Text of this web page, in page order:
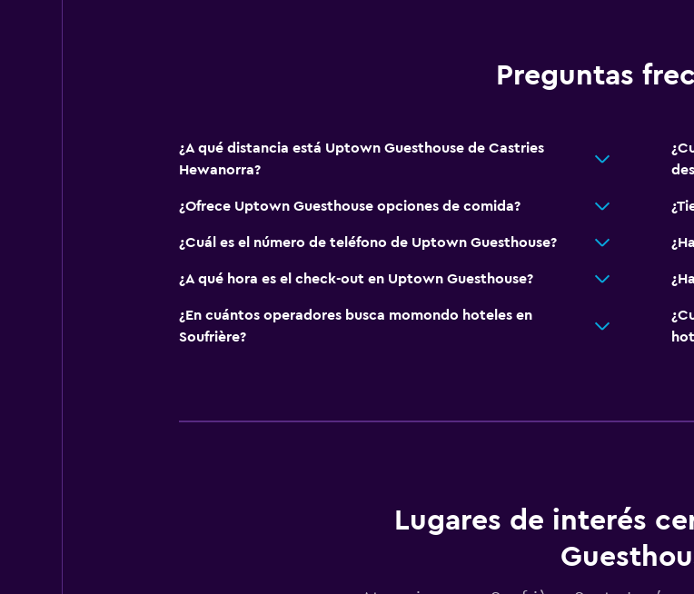
Preguntas
¿A qué distancia está Uptown Guesthouse de Castries
Hewanorra?
¿Ofrece Uptown Guesthouse opciones de comida?
¿Cuál es el número de teléfono de Uptown Guesthouse?
¿A qué hora es el check-out en Uptown Guesthouse?
¿En cuántos operadores busca momondo hoteles en
Soufrière?
Lugares de interés